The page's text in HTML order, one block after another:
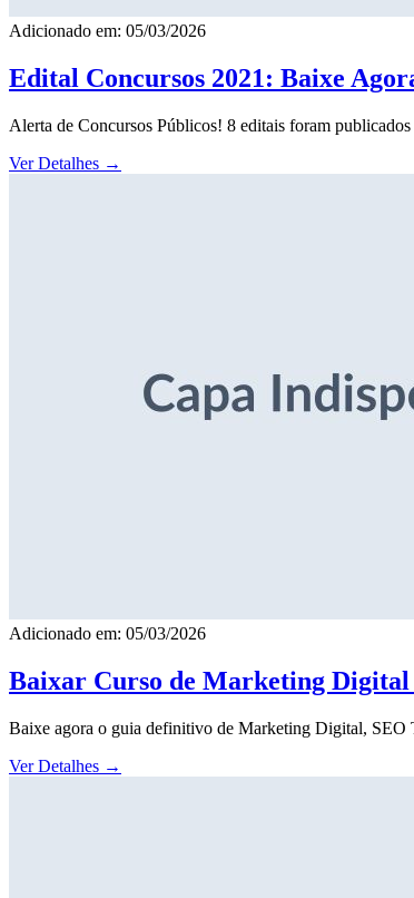
Adicionado em: 05/03/2026
Edital Concursos 2021: Baixe
Alerta de Concursos Públicos! 8 editais foram
Ver Detalhes →
Adicionado em: 05/03/2026
Baixar Curso de Marketing
Baixe agora o guia definitivo de Marketing Digital,
Ver Detalhes →